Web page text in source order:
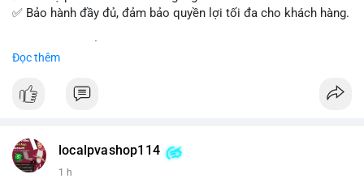
✅ Bảo hành đầy đủ, đảm bảo quyền lợi tối đa cho khách hàng.
📞 WhatsApp: +1 660 215-8938
📧 Email: localpvashop@gmail.com
của bạn!
Đọc thêm
localpvashop114
1 h